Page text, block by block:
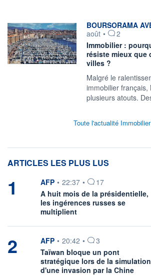
information fournie
BOURSORAMA
août •
2
Immobilier :
résiste mieux que
villes ?
Malgré le
immobilier
plusieurs atouts.
Toute l'actualité Immobilier
ARTICLES LES PLUS LUS
1 information fournie par
AFP • 22:37 •
17
A huit mois de la présidentielle,
les ingérences russes se
multiplient
2 information fournie par
AFP • 20:42 •
3
Taïwan bloque un pont
stratégique lors de la simulation
d'une invasion par la Chine